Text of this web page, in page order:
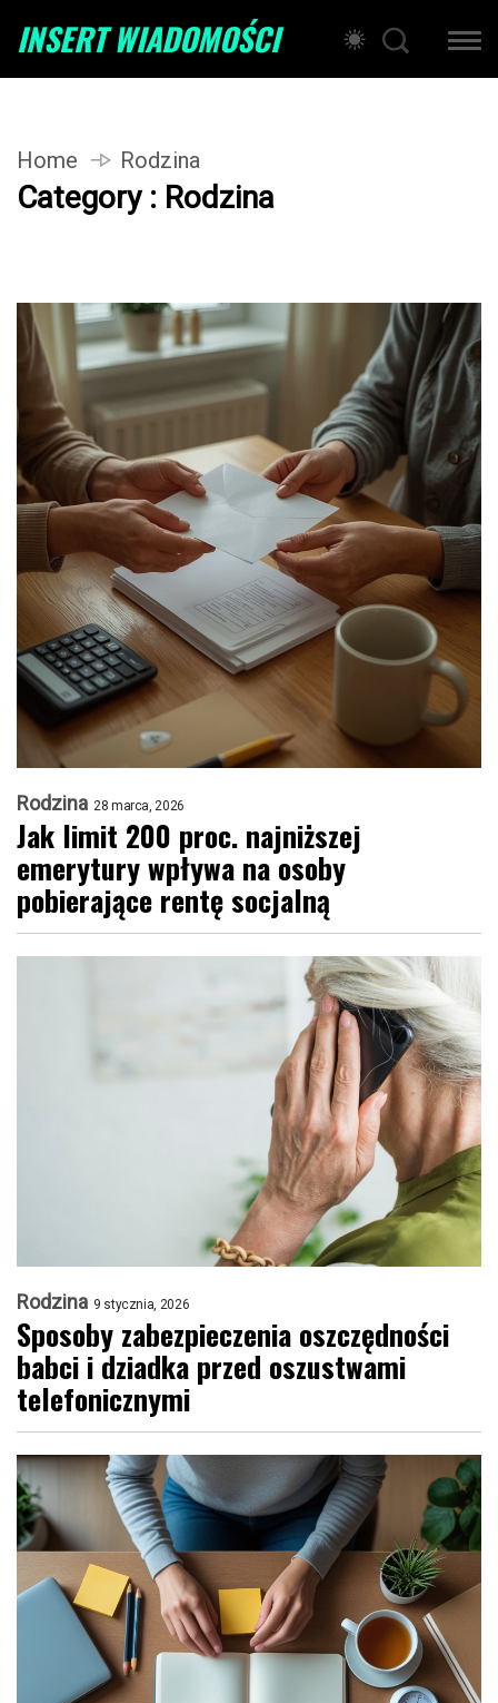
INSERT WIADOMOŚCI
Home Rodzina
Category : Rodzina
Rodzina 28 marca, 2026
Jak limit 200 proc. najniższej
emerytury wpływa na osoby
pobierające rentę socjalną
Rodzina 9 stycznia, 2026
Sposoby zabezpieczenia oszczędności
babci i dziadka przed oszustwami
telefonicznymi